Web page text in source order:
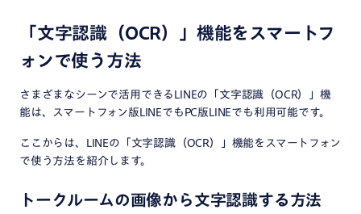
「文字認識（OCR）」機能をスマートフ
ォンで使う方法
さまざまなシーンで活用できるLINEの「文字認識（OCR）」機
能は、スマートフォン版LINEでもPC版LINEでも利用可能です。
ここからは、LINEの「文字認識（OCR）」機能をスマートフォン
で使う方法を紹介します。
トークルームの画像から文字認識する方法